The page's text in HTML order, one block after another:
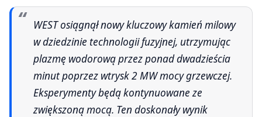
WEST osiągnął nowy kluczowy kamień milowy
w dziedzinie technologii fuzyjnej, utrzymując
plazmę wodorową przez ponad dwadzieścia
minut poprzez wtrysk 2 MW mocy grzewczej.
Eksperymenty będą kontynuowane ze
zwiększoną mocą. Ten doskonały wynik